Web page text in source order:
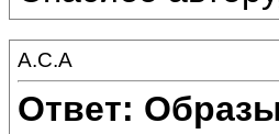
А.С.А
Ответ: